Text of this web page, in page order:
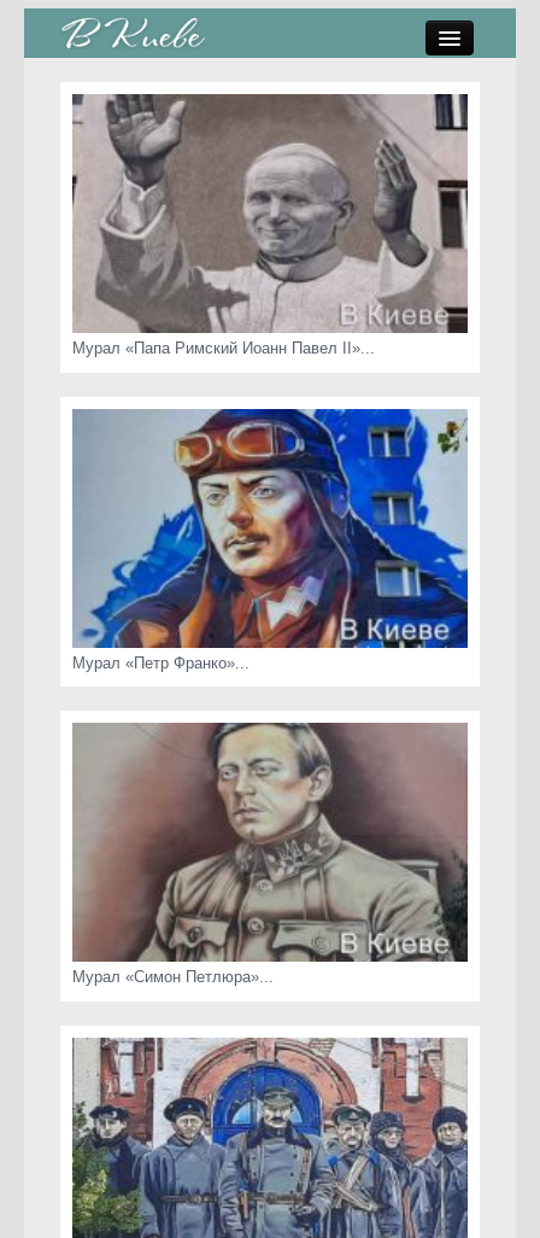
стрит-арт
коты Киева
скамейки
часы Киева
Мурал «Папа Римский Иоанн Павел II»...
Мурал «Петр Франко»...
Мурал «Симон Петлюра»...